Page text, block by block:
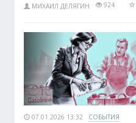
МИХАИЛ ДЕЛЯГИН 924
07.01.2026 13:32 СОБЫТИЯ